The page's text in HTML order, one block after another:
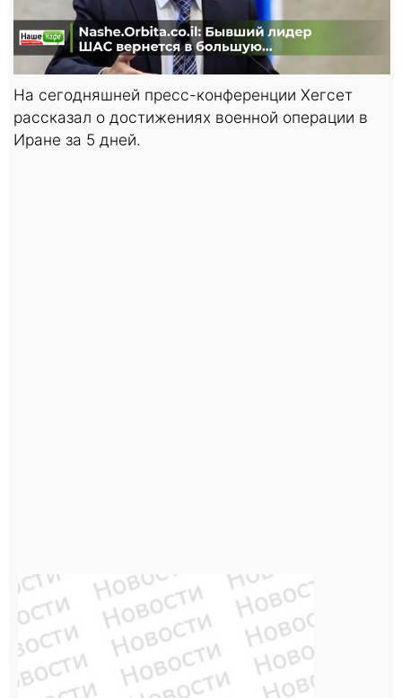
На сегодняшней пресс-конференции Хегсет
рассказал о достижениях военной операции в
Иране за 5 дней.